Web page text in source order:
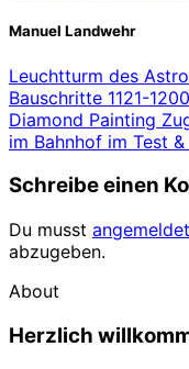
Manuel Landwehr
Leuchtturm des
Bauschritte 1121-1200
Diamond Painting
im Bahnhof im Test
Schreibe einen
Du musst angemeldet
abzugeben.
About
Herzlich